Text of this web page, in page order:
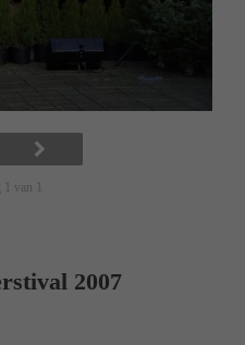
van 1
2007